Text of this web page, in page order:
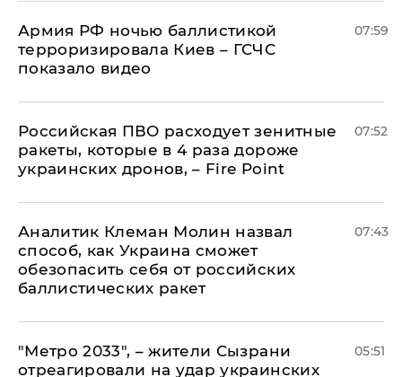
Армия РФ ночью баллистикой
терроризировала Киев – ГСЧС
показало видео
07:59
Российская ПВО расходует зенитные
ракеты, которые в 4 раза дороже
украинских дронов, – Fire Point
07:52
Аналитик Клеман Молин назвал
способ, как Украина сможет
обезопасить себя от российских
баллистических ракет
07:43
"Метро 2033", – жители Сызрани
отреагировали на удар украинских
05:51